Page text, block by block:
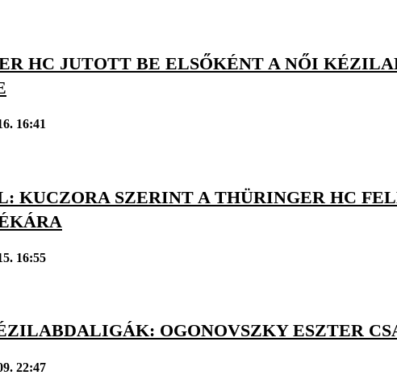
HC JUTOTT BE ELSŐKÉNT A NŐI
16:41
KUCZORA SZERINT A THÜRINGER HC
16:55
OGONOVSZKY ESZTER
22:47